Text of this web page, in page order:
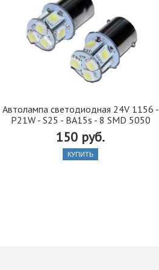
Автолампа cветодиодная 24V 1156 -
P21W - S25 - BA15s - 8 SMD 5050
150 руб.
КУПИТЬ